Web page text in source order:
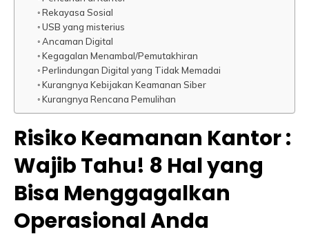
Rekayasa Sosial
USB yang misterius
Ancaman Digital
Kegagalan Menambal/Pemutakhiran
Perlindungan Digital yang Tidak Memadai
Kurangnya Kebijakan Keamanan Siber
Kurangnya Rencana Pemulihan
Risiko Keamanan Kantor :
Wajib Tahu! 8 Hal yang
Bisa Menggagalkan
Operasional Anda